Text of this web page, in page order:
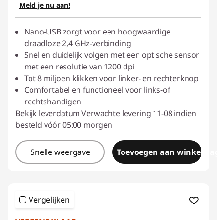
Meld je nu aan!
Nano-USB zorgt voor een hoogwaardige
draadloze 2,4 GHz-verbinding
Snel en duidelijk volgen met een optische sensor
met een resolutie van 1200 dpi
Tot 8 miljoen klikken voor linker- en rechterknop
Comfortabel en functioneel voor links-of
rechtshandigen
Bekijk leverdatumVerwachte levering 11-08 indien
besteld vóór 05:00 morgen
Snelle weergave Toevoegen aan
Vergelijken